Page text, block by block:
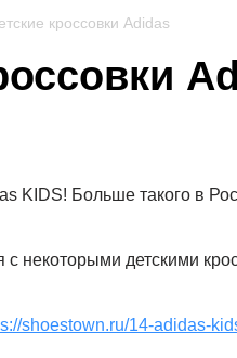
кроссовки Adidas
KIDS! Больше такого в
с некоторыми детскими
shoestown.ru/14-adidas-